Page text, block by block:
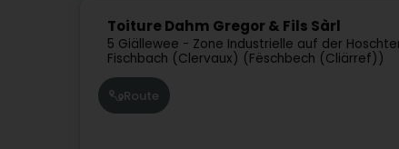
Toiture Dahm Gregor & Fils Sàrl
5 Giällewee - Zone Industrielle auf der
Fischbach (Clervaux) (Fëschbech (Cliärref))
Route